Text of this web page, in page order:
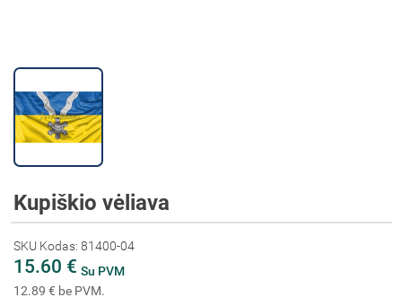
Kupiškio vėliava
SKU Kodas: 81400-04
15.60 € Su PVM
12.89 € be PVM.